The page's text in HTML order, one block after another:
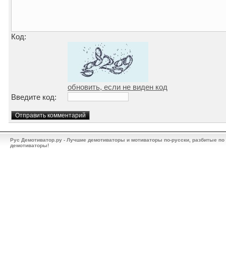
Код:
обновить, если не виден код
Введите код:
Рус Демотиватор.ру - Лучшие демотиваторы и мотиваторы по-русски, разбитые
демотиваторы!